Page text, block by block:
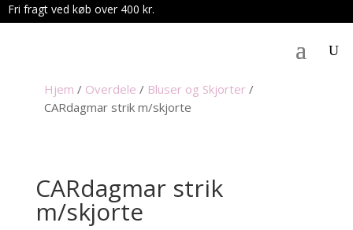
Fri fragt ved køb over 400 kr.
Hjem / Overdele / Bluser og Skjorter /
CARdagmar strik m/skjorte
CARdagmar strik
m/skjorte